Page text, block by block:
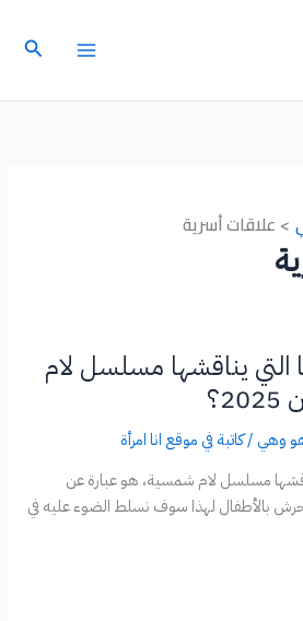
علاقات أسرية
التي يناقشها مسلسل لام
وهي /كاتبة في موقع انا امرأة
مسلسل لام شمسية، هو عبارة عن
بالأطفال لهذا سوف نسلط الضوء عليه في